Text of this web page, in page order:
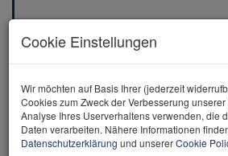
Nicole Zellmann
Cookie Einstellungen
Wir möchten auf Basis Ihrer (jederzeit
Cookies zum Zweck der Verbesserung
Analyse Ihres Userverhaltens verwenden, die
Daten verarbeiten. Nähere Informationen
Datenschutzerklärung und unsererCookie